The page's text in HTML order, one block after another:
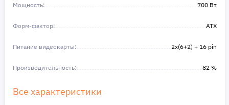
Мощность: 700 Вт
Форм-фактор: ATX
Питание видеокарты: 2х(6+2) + 16 pin
Производительность: 82 %
Все характеристики